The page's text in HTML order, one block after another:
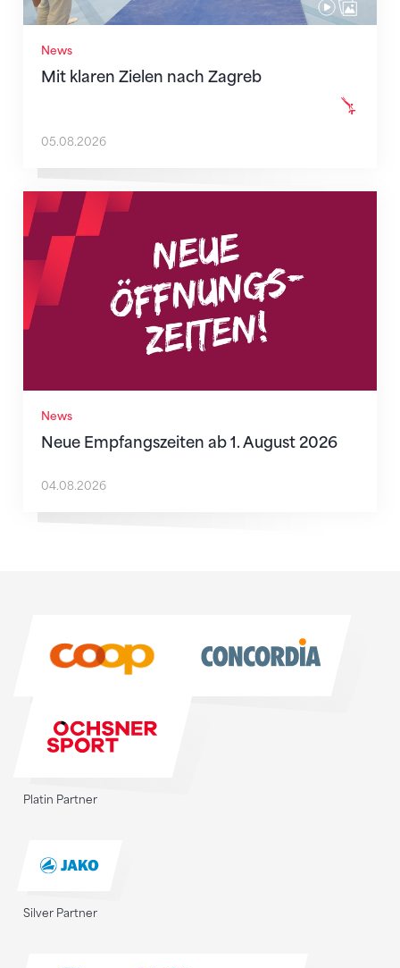
News
Mit klaren Zielen nach Zagreb
05.08.2026
News
Neue Empfangszeiten ab 1. August 2026
Neue Empfangszeiten ab 1. August 2026
04.08.2026
Platin Partner
Silver Partner